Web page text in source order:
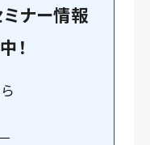
ナー情報
！